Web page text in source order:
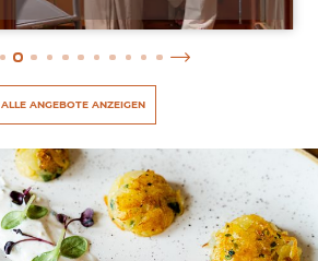
ALLE ANGEBOTE ANZEIGEN